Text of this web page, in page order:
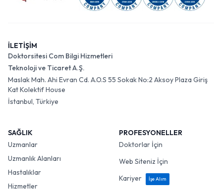
İLETİŞİM
Doktorsitesi Com Bilgi Hizmetleri
Teknoloji ve Ticaret A.Ş.
Maslak Mah. Ahi Evran Cd. A.O.S 55 Sokak No:2 Aksoy Plaza Giriş
Kat Kolektif House
İstanbul, Türkiye
SAĞLIK
Uzmanlar
Uzmanlık Alanları
Hastalıklar
Hizmetler
PROFESYONELLER
Doktorlar İçin
Web Siteniz İçin
Kariyer
İşe Alım